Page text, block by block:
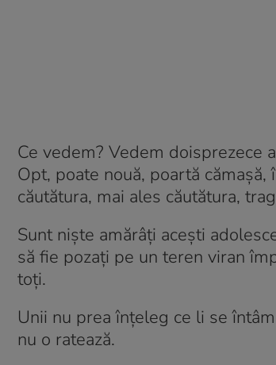
Ce vedem? Vedem doisprezece
Opt, poate nouă, poartă
căutătura, mai ales căutătura,
Sunt niște amărâți acești
să fie pozați pe un teren viran
toți.
Unii nu prea înțeleg ce li se
nu o ratează.